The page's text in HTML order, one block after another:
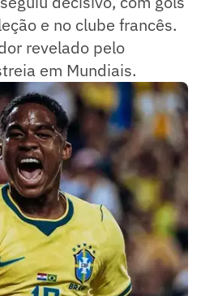
e no clube francês.
revelado pelo
em Mundiais.